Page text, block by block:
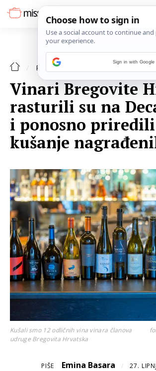
RECENZIJE
Vinari Bregovite
rasturili su na
i ponosno priredili
kušanje
Kušali smo 12 odličnih vina vinara članova
udruge Bregovita Hrvatska
PIŠE Emina Basara / 27.
Sign in with Google